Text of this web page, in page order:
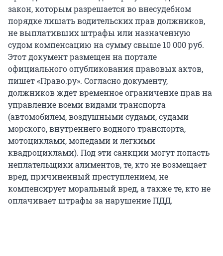
закон, которым разрешается во внесудебном
порядке лишать водительских прав должников,
не выплативших штрафы или назначенную
судом компенсацию на сумму свыше 10 000 руб.
Этот документ размещен на портале
официального опубликования правовых актов,
пишет «Право.ру». Согласно документу,
должников ждет временное ограничение прав на
управление всеми видами транспорта
(автомобилем, воздушными судами, судами
морского, внутреннего водного транспорта,
мотоциклами, мопедами и легкими
квадроциклами). Под эти санкции могут попасть
неплательщики алиментов, те, кто не возмещает
вред, причиненный преступлением, не
компенсирует моральный вред, а также те, кто не
оплачивает штрафы за нарушение ПДД.